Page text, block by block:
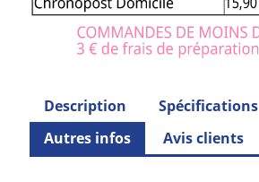
Description Spécifications
Autres infos
Avis clients